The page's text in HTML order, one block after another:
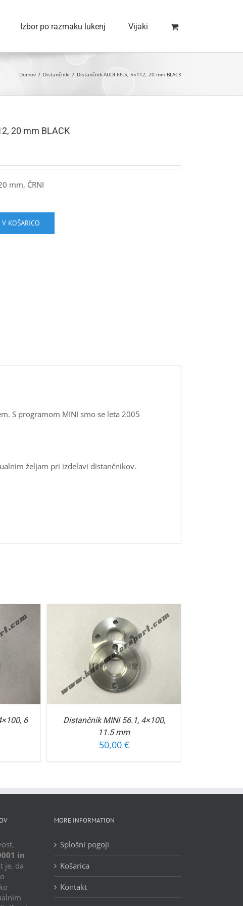
Izbor po razmaku lukenj Vijaki
Domov / Distančniki / Distančnik AUDI 66.5, 5×112, 20 mm BLACK
20 mm BLACK
mm, ČRNI
V KOŠARICO
S programom MINI smo se leta 2005
željam pri izdelavi distančnikov.
6
Distančnik MINI 56.1, 4×100,
11.5 mm
50,00 €
in
je, da
MORE INFORMATION
Splošni pogoji
Košarica
Kontakt